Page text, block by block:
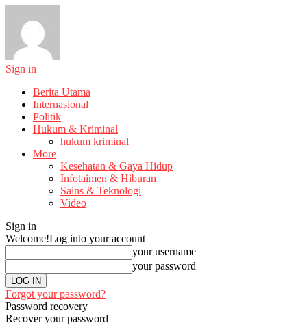
Sign in
Berita Utama
Internasional
Politik
Hukum & Kriminal
hukum kriminal
More
Kesehatan & Gaya Hidup
Infotaimen & Hiburan
Sains & Teknologi
Video
Sign in
Welcome!Log into your account
your username
your password
Forgot your password?
Password recovery
Recover your password